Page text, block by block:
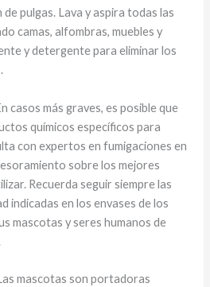
pulgas. Lava y aspira todas las
camas, alfombras, muebles y
y detergente para eliminar los
casos más graves, es posible que
químicos específicos para
con expertos en fumigaciones en
sobre los mejores
Recuerda seguir siempre las
indicadas en los envases de los
mascotas y seres humanos de
mascotas son portadoras